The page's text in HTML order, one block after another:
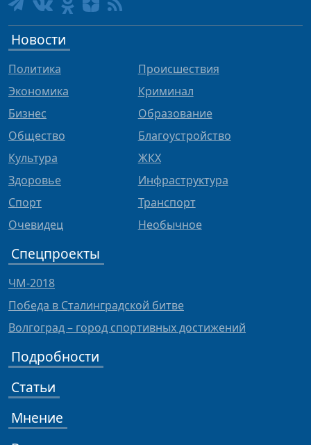
Новости
Политика
Экономика
Бизнес
Общество
Культура
Здоровье
Спорт
Очевидец
Происшествия
Криминал
Образование
Благоустройство
ЖКХ
Инфраструктура
Транспорт
Необычное
Спецпроекты
ЧМ-2018
Победа в Сталинградской битве
Волгоград – город спортивных достижений
Подробности
Статьи
Мнение